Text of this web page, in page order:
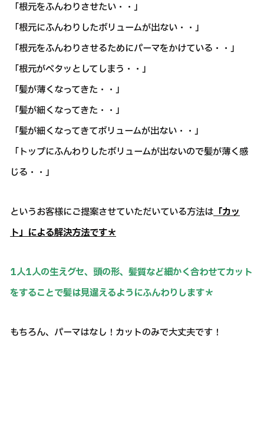
「根元をふんわりさせたい・・」
「根元にふんわりしたボリュームが出ない・・」
「根元をふんわりさせるためにパーマをかけている・・」
「根元がペタッとしてしまう・・」
「髪が薄くなってきた・・」
「髪が細くなってきた・・」
「髪が細くなってきてボリュームが出ない・・」
「トップにふんわりしたボリュームが出ないので髪が薄く感
じる・・」
というお客様にご提案させていただいている方法は「カッ
ト」による解決方法です＊
1人1人の生えグセ、頭の形、髪質など細かく合わせてカット
をすることで髪は見違えるようにふんわりします＊
もちろん、パーマはなし！カットのみで大丈夫です！